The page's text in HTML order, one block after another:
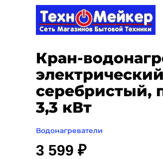
Кран-
серебристый,
3,3 кВт
Водонагреватели
3 599 ₽